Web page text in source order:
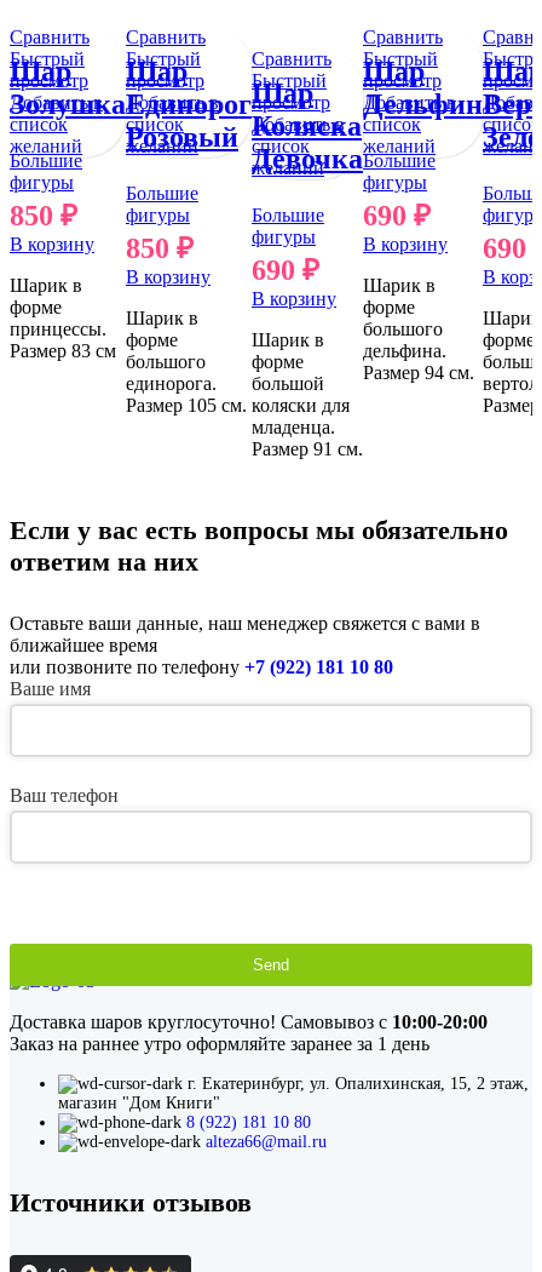
Сравнить
Быстрый
просмотр
Добавить в
список
желаний
Шар
Золушка
Большие
фигуры
850 ₽
В корзину
Шарик в
форме
принцессы.
Размер 83 см
Сравнить
Быстрый
просмотр
Добавить в
список
желаний
Шар
Единорог
Розовый
Большие
фигуры
850 ₽
В корзину
Шарик в
форме
большого
единорога.
Размер 105 см.
Сравнить
Быстрый
просмотр
Добавить в
список
желаний
Шар
Коляска
Девочка
Большие
фигуры
690 ₽
В корзину
Шарик в
форме
большой
коляски для
младенца.
Размер 91 см.
Сравнить
Быстрый
просмотр
Добавить в
список
желаний
Шар
Дельфин
Большие
фигуры
690 ₽
В корзину
Шарик в
форме
большого
дельфина.
Размер 94 см.
список
690
В
Шарик
форме
Если у вас есть вопросы мы обязательно
ответим на них
Оставьте ваши данные, наш менеджер свяжется с вами в
ближайшее время
или позвоните по телефону +7 (922) 181 10 80
Ваше имя
Ваш телефон
Send
This
should
be
blank
Доставка шаров круглосуточно! Самовывоз с 10:00-20:00
Заказ на раннее утро оформляйте заранее за 1 день
г. Екатеринбург, ул. Опалихинская, 15, 2 этаж,
магазин "Дом Книги"
8 (922) 181 10 80
alteza66@mail.ru
Источники отзывов